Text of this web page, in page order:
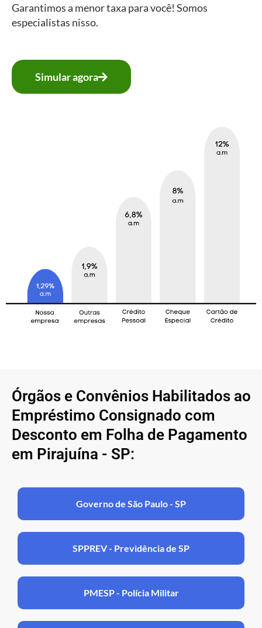
Garantimos a menor taxa para você! Somos
especialistas nisso.
Simular agora
Órgãos e Convênios Habilitados ao
Empréstimo Consignado com
Desconto em Folha de Pagamento
em Pirajuína - SP:
Governo de São Paulo - SP
SPPREV - Previdência de SP
PMESP - Polícia Militar